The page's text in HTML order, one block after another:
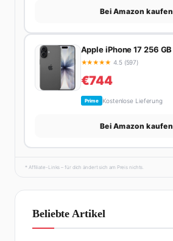
Bei Amazon kaufen
Apple iPhone 17 256 GB
★★★★★ 4.5 (597)
€744
Prime Kostenlose Lieferung
Bei Amazon kaufen
* Affiliate-Links – für dich ändert sich am Preis nichts.
Beliebte Artikel